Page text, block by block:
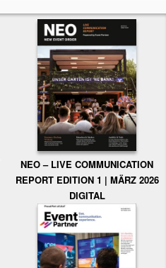
NEO – LIVE COMMUNICATION
REPORT EDITION 1 | MÄRZ 2026
DIGITAL